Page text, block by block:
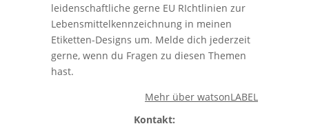
leidenschaftliche gerne EU RIchtlinien zur
Lebensmittelkennzeichnung in meinen
Etiketten-Designs um. Melde dich jederzeit
gerne, wenn du Fragen zu diesen Themen
hast.
Mehr über watsonLABEL
Kontakt: